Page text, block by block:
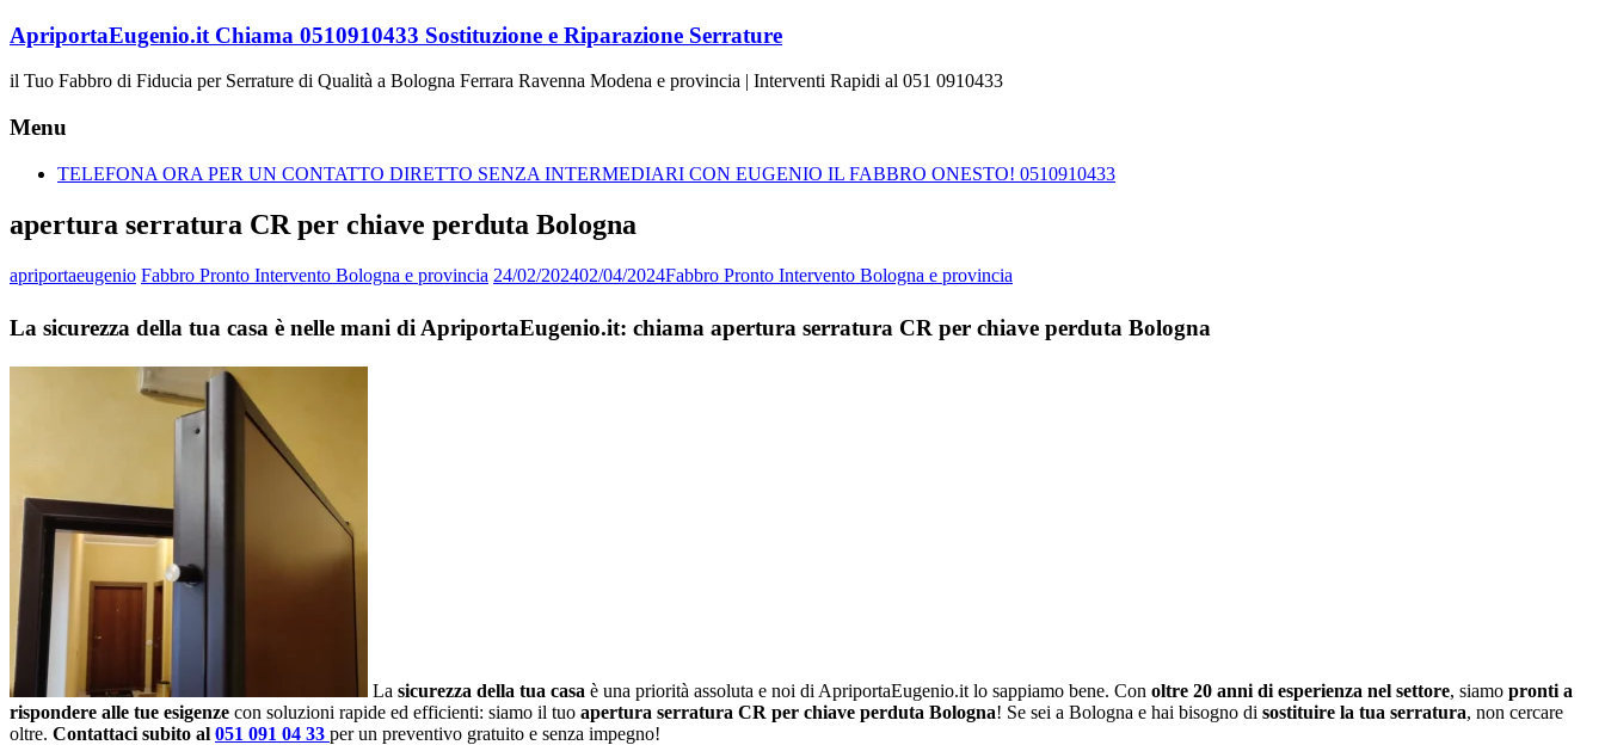
Vai
contenuto
ApriportaEugenio.it Chiama 0510910433 Sostituzione e Riparazione Serrature
il Tuo Fabbro di Fiducia per Serrature di Qualità a Bologna Ferrara Ravenna Modena e provincia | Interventi Rapidi al 051 0910433
Menu
TELEFONA ORA PER UN CONTATTO DIRETTO SENZA INTERMEDIARI CON EUGENIO IL FABBRO ONESTO! 0510910433
apertura serratura CR per chiave perduta Bologna
apriportaeugenio Fabbro Pronto Intervento Bologna e provincia 24/02/202402/04/2024Fabbro Pronto Intervento Bologna e provincia
La sicurezza della tua casa è nelle mani di ApriportaEugenio.it: chiama apertura serratura CR per chiave perduta Bologna
La sicurezza della tua casa è una priorità assoluta e noi di ApriportaEugenio.it lo sappiamo bene. Con oltre 20 anni di esperienza nel settore, siamo pronti a
rispondere alle tue esigenze con soluzioni rapide ed efficienti: siamo il tuo apertura serratura CR per chiave perduta Bologna! Se sei a Bologna e hai bisogno di sostituire la tua serratura, non cercare
oltre. Contattaci subito al 051 091 04 33 per un preventivo gratuito e senza impegno!